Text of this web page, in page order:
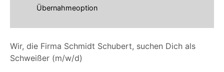
Wir, die Firma Schmidt Schubert, suchen Dich als
Schweißer (m/w/d)
Übernahmeoption